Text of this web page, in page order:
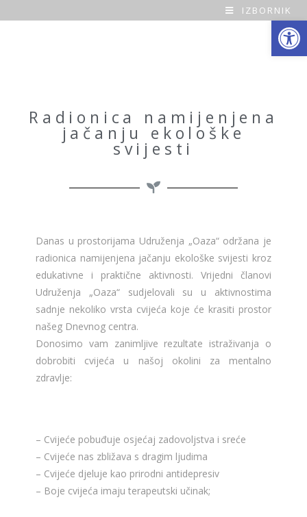
Open toolbar
O
IZBORNIK
Radionica namijenjena
jačanju ekološke
svijesti
Danas u prostorijama Udruženja „Oaza“ održana je
radionica namijenjena jačanju ekološke svijesti kroz
edukativne i praktične aktivnosti. Vrijedni članovi
Udruženja „Oaza“ sudjelovali su u aktivnostima
sadnje nekoliko vrsta cvijeća koje će krasiti prostor
našeg Dnevnog centra.
Donosimo vam zanimljive rezultate istraživanja o
dobrobiti cvijeća u našoj okolini za mentalno
zdravlje:
– Cvijeće pobuđuje osjećaj zadovoljstva i sreće
– Cvijeće nas zbližava s dragim ljudima
– Cvijeće djeluje kao prirodni antidepresiv
– Boje cvijeća imaju terapeutski učinak;